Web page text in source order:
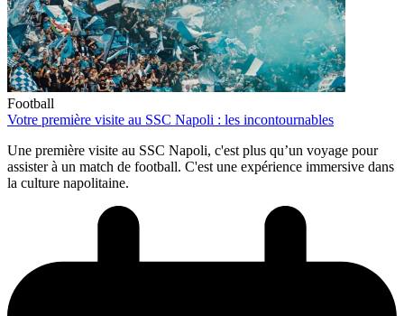
Football
Votre première visite au SSC Napoli : les incontournables
Une première visite au SSC Napoli, c'est plus qu’un voyage pour
assister à un match de football. C'est une expérience immersive dans
la culture napolitaine.